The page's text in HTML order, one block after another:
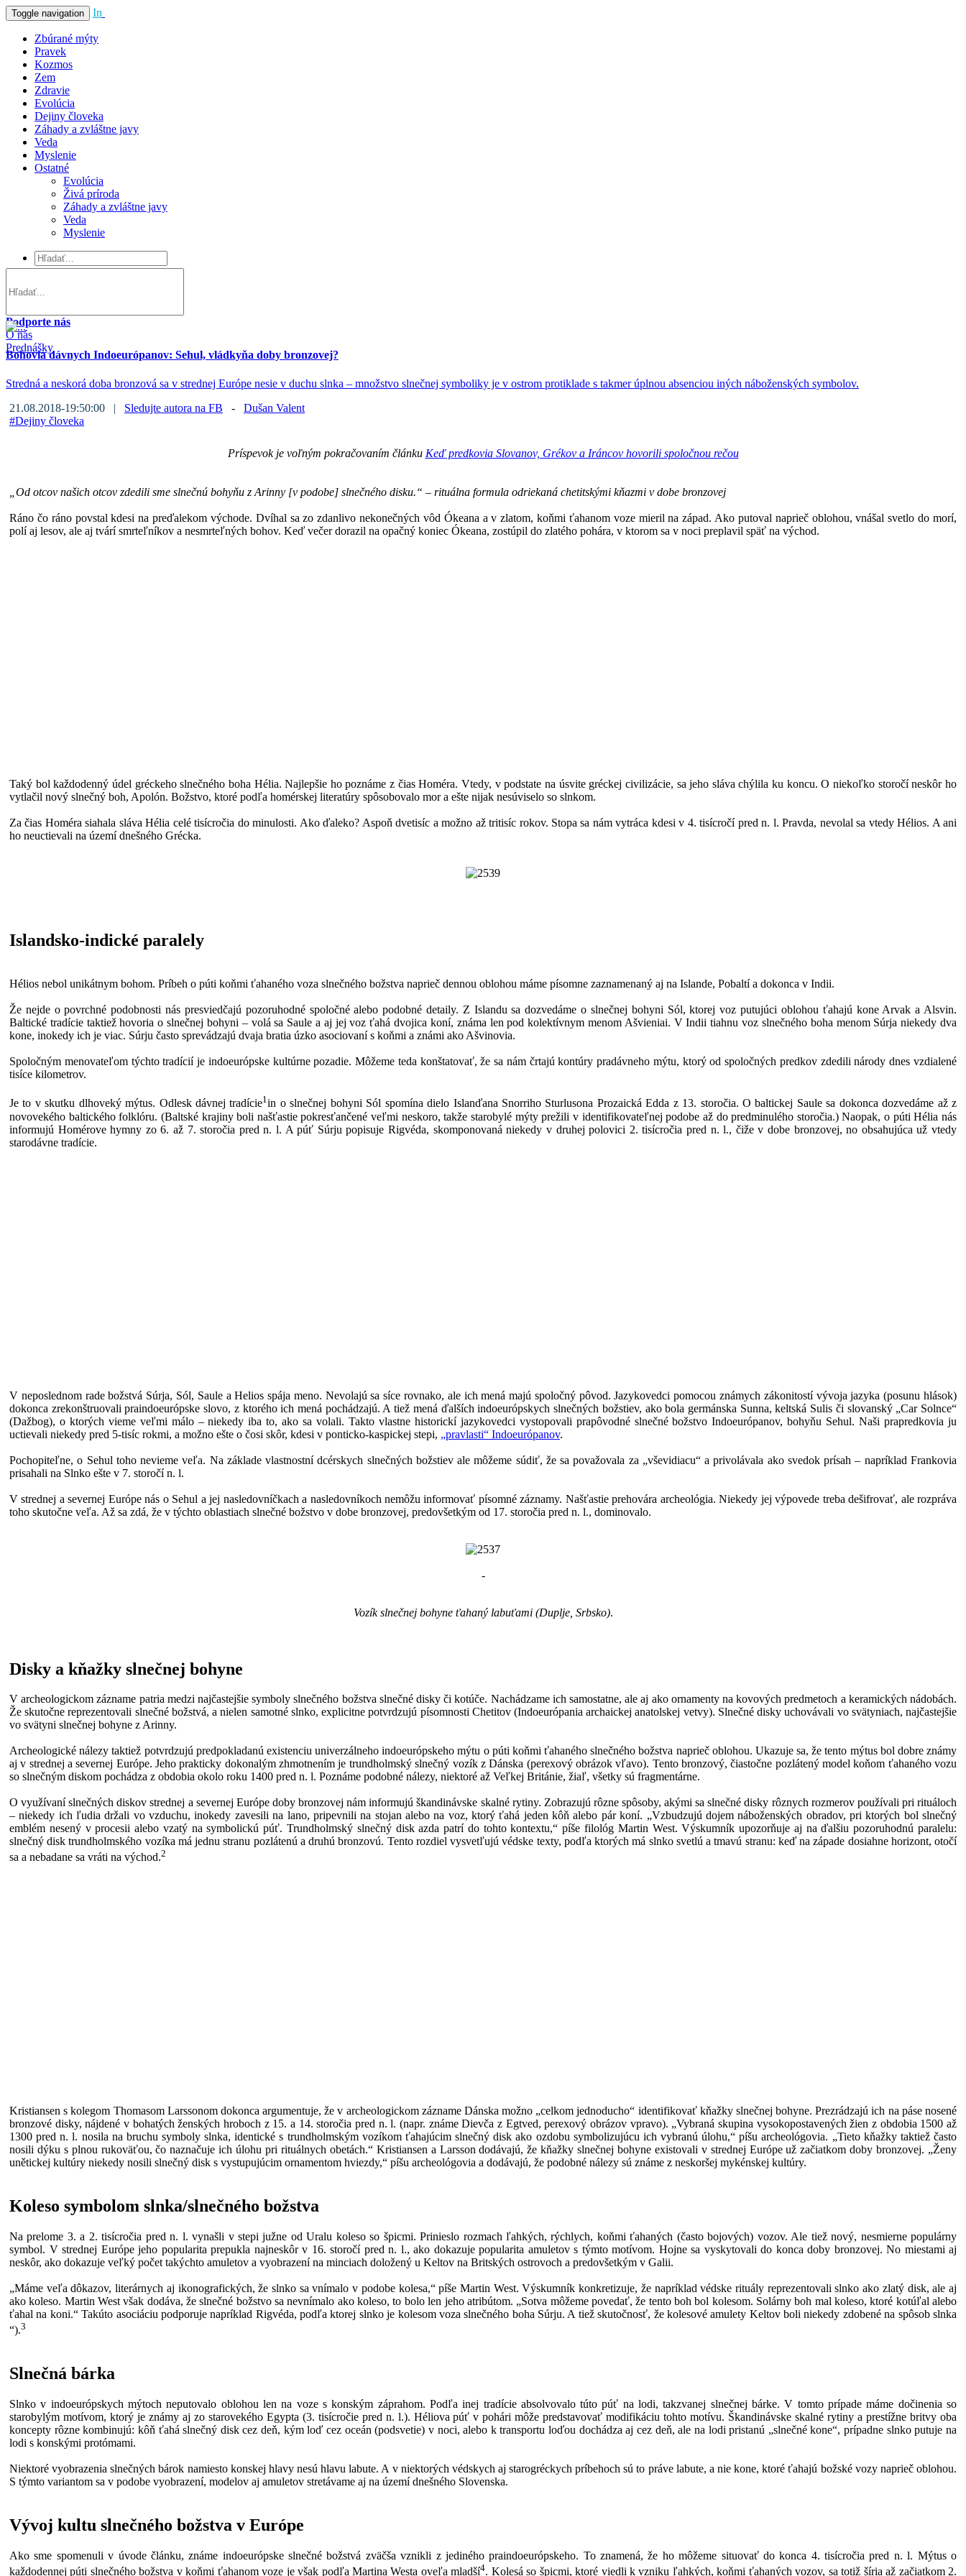
Toggle navigation In
Zbúrané mýty
Pravek
Kozmos
Zem
Zdravie
Evolúcia
Dejiny človeka
Záhady a zvláštne javy
Veda
Myslenie
Ostatné
Evolúcia
Živá príroda
Záhady a zvláštne javy
Veda
Myslenie
Podporte nás
O nás
Prednášky
Bohovia dávnych Indoeurópanov: Sehul, vládkyňa doby bronzovej?
Stredná a neskorá doba bronzová sa v strednej Európe nesie v duchu slnka – množstvo slnečnej symboliky je v ostrom protiklade s takmer úplnou absenciou iných náboženských symbolov.
21.08.2018-19:50:00 | Sledujte autora na FB - Dušan Valent
#Dejiny človeka
Príspevok je voľným pokračovaním článku Keď predkovia Slovanov, Grékov a Iráncov hovorili spoločnou rečou
„Od otcov našich otcov zdedili sme slnečnú bohyňu z Arinny [v podobe] slnečného disku.“ – rituálna formula odriekaná chetitskými kňazmi v dobe bronzovej
Ráno čo ráno povstal kdesi na preďalekom východe. Dvíhal sa zo zdanlivo nekonečných vôd Ókeana a v zlatom, koňmi ťahanom voze mieril na západ. Ako putoval naprieč oblohou, vnášal svetlo do morí,
polí aj lesov, ale aj tvárí smrteľníkov a nesmrteľných bohov. Keď večer dorazil na opačný koniec Ókeana, zostúpil do zlatého pohára, v ktorom sa v noci preplavil späť na východ.
Taký bol každodenný údel gréckeho slnečného boha Hélia. Najlepšie ho poznáme z čias Homéra. Vtedy, v podstate na úsvite gréckej civilizácie, sa jeho sláva chýlila ku koncu. O niekoľko storočí neskôr ho
vytlačil nový slnečný boh, Apolón. Božstvo, ktoré podľa homérskej literatúry spôsobovalo mor a ešte nijak nesúviselo so slnkom.
Za čias Homéra siahala sláva Hélia celé tisícročia do minulosti. Ako ďaleko? Aspoň dvetisíc a možno až tritisíc rokov. Stopa sa nám vytráca kdesi v 4. tisícročí pred n. l. Pravda, nevolal sa vtedy Hélios. A ani
ho neuctievali na území dnešného Grécka.
Islandsko-indické paralely
Hélios nebol unikátnym bohom. Príbeh o púti koňmi ťahaného voza slnečného božstva naprieč dennou oblohou máme písomne zaznamenaný aj na Islande, Pobaltí a dokonca v Indii.
Že nejde o povrchné podobnosti nás presviedčajú pozoruhodné spoločné alebo podobné detaily. Z Islandu sa dozvedáme o slnečnej bohyni Sól, ktorej voz putujúci oblohou ťahajú kone Arvak a Alsvin.
Baltické tradície taktiež hovoria o slnečnej bohyni – volá sa Saule a aj jej voz ťahá dvojica koní, známa len pod kolektívnym menom Ašvieniai. V Indii tiahnu voz slnečného boha menom Súrja niekedy dva
kone, inokedy ich je viac. Súrju často sprevádzajú dvaja bratia úzko asociovaní s koňmi a známi ako Ašvinovia.
Spoločným menovateľom týchto tradícií je indoeurópske kultúrne pozadie. Môžeme teda konštatovať, že sa nám črtajú kontúry pradávneho mýtu, ktorý od spoločných predkov zdedili národy dnes vzdialené
tisíce kilometrov.
Je to v skutku dlhoveký mýtus. Odlesk dávnej tradície1in o slnečnej bohyni Sól spomína dielo Islanďana Snorriho Sturlusona Prozaická Edda z 13. storočia. O baltickej Saule sa dokonca dozvedáme až z
novovekého baltického folklóru. (Baltské krajiny boli našťastie pokresťančené veľmi neskoro, takže starobylé mýty prežili v identifikovateľnej podobe až do predminulého storočia.) Naopak, o púti Hélia nás
informujú Homérove hymny zo 6. až 7. storočia pred n. l. A púť Súrju popisuje Rigvéda, skomponovaná niekedy v druhej polovici 2. tisícročia pred n. l., čiže v dobe bronzovej, no obsahujúca už vtedy
starodávne tradície.
V neposlednom rade božstvá Súrja, Sól, Saule a Helios spája meno. Nevolajú sa síce rovnako, ale ich mená majú spoločný pôvod. Jazykovedci pomocou známych zákonitostí vývoja jazyka (posunu hlások)
dokonca zrekonštruovali praindoeurópske slovo, z ktorého ich mená pochádzajú. A tiež mená ďalších indoeurópskych slnečných božstiev, ako bola germánska Sunna, keltská Sulis či slovanský „Car Solnce“
(Dažbog), o ktorých vieme veľmi málo – niekedy iba to, ako sa volali. Takto vlastne historickí jazykovedci vystopovali prapôvodné slnečné božstvo Indoeurópanov, bohyňu Sehul. Naši prapredkovia ju
uctievali niekedy pred 5-tisíc rokmi, a možno ešte o čosi skôr, kdesi v ponticko-kaspickej stepi, „pravlasti“ Indoeurópanov.
Pochopiteľne, o Sehul toho nevieme veľa. Na základe vlastnostní dcérskych slnečných božstiev ale môžeme súdiť, že sa považovala za „vševidiacu“ a privolávala ako svedok prísah – napríklad Frankovia
prisahali na Slnko ešte v 7. storočí n. l.
V strednej a severnej Európe nás o Sehul a jej nasledovníčkach a nasledovníkoch nemôžu informovať písomné záznamy. Našťastie prehovára archeológia. Niekedy jej výpovede treba dešifrovať, ale rozpráva
toho skutočne veľa. Až sa zdá, že v týchto oblastiach slnečné božstvo v dobe bronzovej, predovšetkým od 17. storočia pred n. l., dominovalo.
-
Vozík slnečnej bohyne ťahaný labuťami (Duplje, Srbsko).
Disky a kňažky slnečnej bohyne
V archeologickom zázname patria medzi najčastejšie symboly slnečného božstva slnečné disky či kotúče. Nachádzame ich samostatne, ale aj ako ornamenty na kovových predmetoch a keramických nádobách.
Že skutočne reprezentovali slnečné božstvá, a nielen samotné slnko, explicitne potvrdzujú písomnosti Chetitov (Indoeurópania archaickej anatolskej vetvy). Slnečné disky uchovávali vo svätyniach, najčastejšie
vo svätyni slnečnej bohyne z Arinny.
Archeologické nálezy taktiež potvrdzujú predpokladanú existenciu univerzálneho indoeurópskeho mýtu o púti koňmi ťahaného slnečného božstva naprieč oblohou. Ukazuje sa, že tento mýtus bol dobre známy
aj v strednej a severnej Európe. Jeho prakticky dokonalým zhmotnením je trundholmský slnečný vozík z Dánska (perexový obrázok vľavo). Tento bronzový, čiastočne pozlátený model koňom ťahaného vozu
so slnečným diskom pochádza z obdobia okolo roku 1400 pred n. l. Poznáme podobné nálezy, niektoré až Veľkej Británie, žiaľ, všetky sú fragmentárne.
O využívaní slnečných diskov strednej a severnej Európe doby bronzovej nám informujú škandinávske skalné rytiny. Zobrazujú rôzne spôsoby, akými sa slnečné disky rôznych rozmerov používali pri rituáloch
– niekedy ich ľudia držali vo vzduchu, inokedy zavesili na lano, pripevnili na stojan alebo na voz, ktorý ťahá jeden kôň alebo pár koní. „Vzbudzujú dojem náboženských obradov, pri ktorých bol slnečný
emblém nesený v procesii alebo vzatý na symbolickú púť. Trundholmský slnečný disk azda patrí do tohto kontextu,“ píše filológ Martin West. Výskumník upozorňuje aj na ďalšiu pozoruhodnú paralelu:
slnečný disk trundholmského vozíka má jednu stranu pozlátenú a druhú bronzovú. Tento rozdiel vysvetľujú védske texty, podľa ktorých má slnko svetlú a tmavú stranu: keď na západe dosiahne horizont, otočí
sa a nebadane sa vráti na východ.2
Kristiansen s kolegom Thomasom Larssonom dokonca argumentuje, že v archeologickom zázname Dánska možno „celkom jednoducho“ identifikovať kňažky slnečnej bohyne. Prezrádzajú ich na páse nosené
bronzové disky, nájdené v bohatých ženských hroboch z 15. a 14. storočia pred n. l. (napr. známe Dievča z Egtved, perexový obrázov vpravo). „Vybraná skupina vysokopostavených žien z obdobia 1500 až
1300 pred n. l. nosila na bruchu symboly slnka, identické s trundholmským vozíkom ťahajúcim slnečný disk ako ozdobu symbolizujúcu ich vybranú úlohu,“ píšu archeológovia. „Tieto kňažky taktiež často
nosili dýku s plnou rukoväťou, čo naznačuje ich úlohu pri rituálnych obetách.“ Kristiansen a Larsson dodávajú, že kňažky slnečnej bohyne existovali v strednej Európe už začiatkom doby bronzovej. „Ženy
unětickej kultúry niekedy nosili slnečný disk s vystupujúcim ornamentom hviezdy,“ píšu archeológovia a dodávajú, že podobné nálezy sú známe z neskoršej mykénskej kultúry.
Koleso symbolom slnka/slnečného božstva
Na prelome 3. a 2. tisícročia pred n. l. vynašli v stepi južne od Uralu koleso so špicmi. Prinieslo rozmach ľahkých, rýchlych, koňmi ťahaných (často bojových) vozov. Ale tiež nový, nesmierne populárny
symbol. V strednej Európe jeho popularita prepukla najneskôr v 16. storočí pred n. l., ako dokazuje popularita amuletov s týmto motívom. Hojne sa vyskytovali do konca doby bronzovej. No miestami aj
neskôr, ako dokazuje veľký počet takýchto amuletov a vyobrazení na minciach doložený u Keltov na Britských ostrovoch a predovšetkým v Galii.
„Máme veľa dôkazov, literárnych aj ikonografických, že slnko sa vnímalo v podobe kolesa,“ píše Martin West. Výskumník konkretizuje, že napríklad védske rituály reprezentovali slnko ako zlatý disk, ale aj
ako koleso. Martin West však dodáva, že slnečné božstvo sa nevnímalo ako koleso, to bolo len jeho atribútom. „Sotva môžeme povedať, že tento boh bol kolesom. Solárny boh mal koleso, ktoré kotúľal alebo
ťahal na koni.“ Takúto asociáciu podporuje napríklad Rigvéda, podľa ktorej slnko je kolesom voza slnečného boha Súrju. A tiež skutočnosť, že kolesové amulety Keltov boli niekedy zdobené na spôsob slnka
“).3
Slnečná bárka
Slnko v indoeurópskych mýtoch neputovalo oblohou len na voze s konským záprahom. Podľa inej tradície absolvovalo túto púť na lodi, takzvanej slnečnej bárke. V tomto prípade máme dočinenia so
starobylým motívom, ktorý je známy aj zo starovekého Egypta (3. tisícročie pred n. l.). Héliova púť v pohári môže predstavovať modifikáciu tohto motívu. Škandinávske skalné rytiny a prestížne britvy oba
koncepty rôzne kombinujú: kôň ťahá slnečný disk cez deň, kým loď cez oceán (podsvetie) v noci, alebo k transportu loďou dochádza aj cez deň, ale na lodi pristanú „slnečné kone“, prípadne slnko putuje na
lodi s konskými protómami.
Niektoré vyobrazenia slnečných bárok namiesto konskej hlavy nesú hlavu labute. A v niektorých védskych aj starogréckych príbehoch sú to práve labute, a nie kone, ktoré ťahajú božské vozy naprieč oblohou.
S týmto variantom sa v podobe vyobrazení, modelov aj amuletov stretávame aj na území dnešného Slovenska.
Vývoj kultu slnečného božstva v Európe
Ako sme spomenuli v úvode článku, známe indoeurópske slnečné božstvá zväčša vznikli z jediného praindoeurópskeho. To znamená, že ho môžeme situovať do konca 4. tisícročia pred n. l. Mýtus o
každodennej púti slnečného božstva v koňmi ťahanom voze je však podľa Martina Westa oveľa mladší4. Kolesá so špicmi, ktoré viedli k vzniku ľahkých, koňmi ťahaných vozov, sa totiž šíria až začiatkom 2.